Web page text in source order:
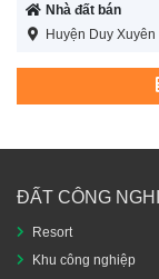
Nhà đất bán
Huyện Duy Xuyên
ĐẤT CÔNG
Resort
Khu công nghiệp